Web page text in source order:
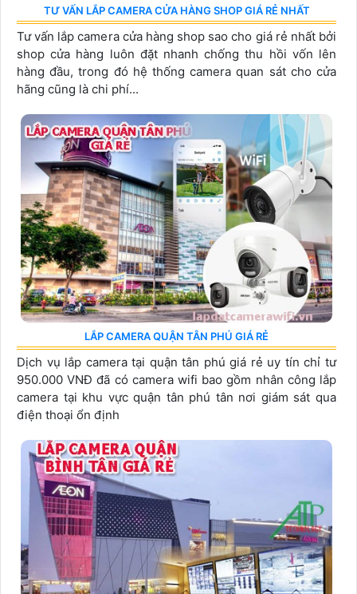
TƯ VẤN LẮP CAMERA CỬA HÀNG SHOP GIÁ RẺ NHẤT
Tư vấn lắp camera cửa hàng shop sao cho giá rẻ nhất bởi
shop cửa hàng luôn đặt nhanh chống thu hồi vốn lên
hàng đầu, trong đó hệ thống camera quan sát cho cửa
hãng cũng là chi phí...
LẮP CAMERA QUẬN TÂN PHÚ GIÁ RẺ
Dịch vụ lắp camera tại quận tân phú giá rẻ uy tín chỉ tư
950.000 VNĐ đã có camera wifi bao gồm nhân công lắp
camera tại khu vực quận tân phú tân nơi giám sát qua
điện thoại ổn định